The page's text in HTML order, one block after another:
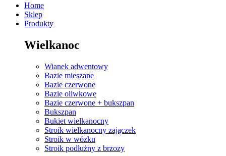
Home
Sklep
Produkty
Wielkanoc
Wianek adwentowy
Bazie mieszane
Bazie czerwone
Bazie oliwkowe
Bazie czerwone + bukszpan
Bukszpan
Bukiet wielkanocny
Stroik wielkanocny zajączek
Stroik w wózku
Stroik podłużny z brzozy